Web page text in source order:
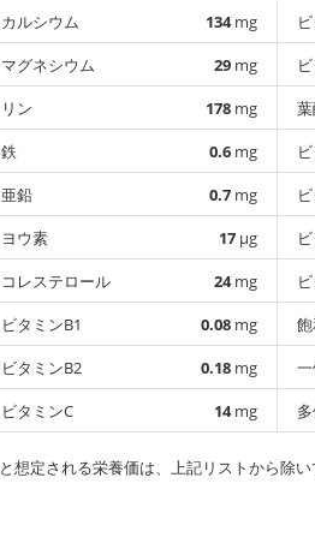
カルシウム 134mg
マグネシウム
29 mg
リン
178 mg
鉄
0.6 mg
亜鉛
0.7 mg
ヨウ素
17 µg
コレステロール
24mg
ビタミンB1
0.08 mg
ビタミンB2
0.18 mg
ビタミンC
14mg
定される栄養価は、上記リストから除い